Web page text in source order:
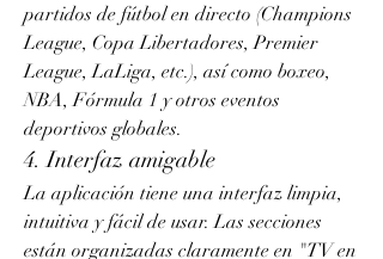
partidos de fútbol en directo (Champions
League, Copa Libertadores, Premier
League, LaLiga, etc.), así como boxeo,
NBA, Fórmula 1 y otros eventos
deportivos globales.
4. Interfaz amigable
La aplicación tiene una interfaz limpia,
intuitiva y fácil de usar. Las secciones
están organizadas claramente en "TV en